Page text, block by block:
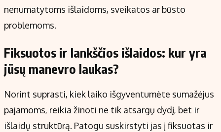
nenumatytoms išlaidoms, sveikatos ar būsto
problemoms.
Fiksuotos ir lankščios išlaidos: kur yra
jūsų manevro laukas?
Norint suprasti, kiek laiko išgyventumėte sumažėjus
pajamoms, reikia žinoti ne tik atsargų dydį, bet ir
išlaidų struktūrą. Patogu suskirstyti jas į fiksuotas ir